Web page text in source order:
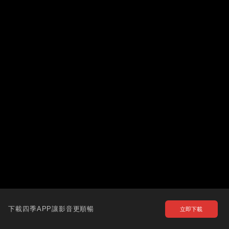
下載四季APP讓影音更順暢 立即下載